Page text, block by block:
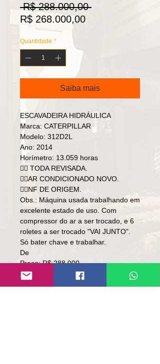
R$ 288.000,00 Preço
R$ 268.000,00Preço
Quantidade *
Saiba mais
ESCAVADEIRA HIDRÁULICA
Marca: CATERPILLAR
Modelo: 312D2L
Ano: 2014
Horímetro: 13.059 horas
👉🏻 TODA REVISADA.
👉🏻AR CONDICIONADO NOVO.
👉🏻NF DE ORIGEM.
Obs.: Máquina usada trabalhando em
excelente estado de uso. Com
compressor do ar a ser trocado, e 6
roletes a ser trocado "VAI JUNTO".
Só bater chave e trabalhar.
De
Preço: R$ 288,000
Por